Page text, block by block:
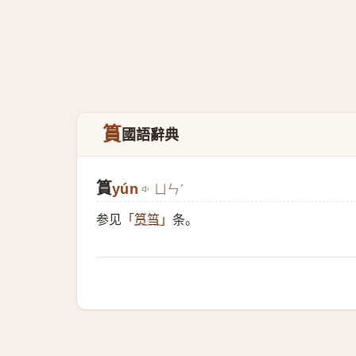
篔國語辭典
篔yún ㄩㄣˊ
参见 「 筼筜 」 条。